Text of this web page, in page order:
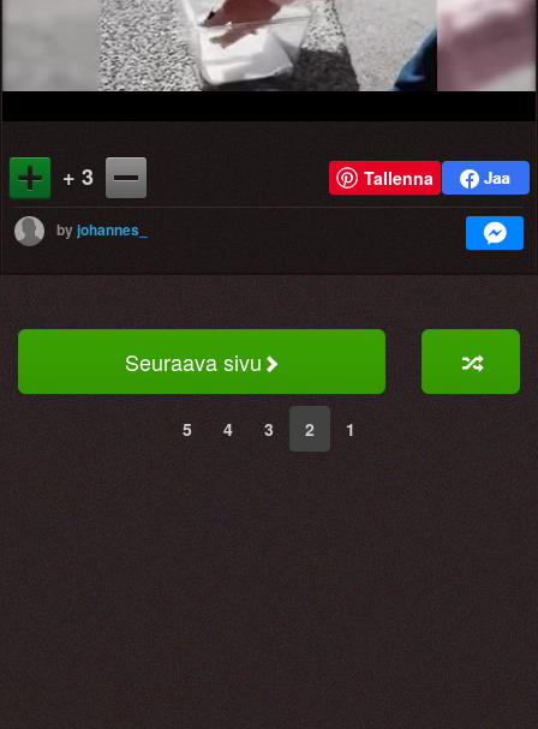
Video
+ 3 Tallenna
byjohannes_
Seuraava sivu
5 4 3 2 1